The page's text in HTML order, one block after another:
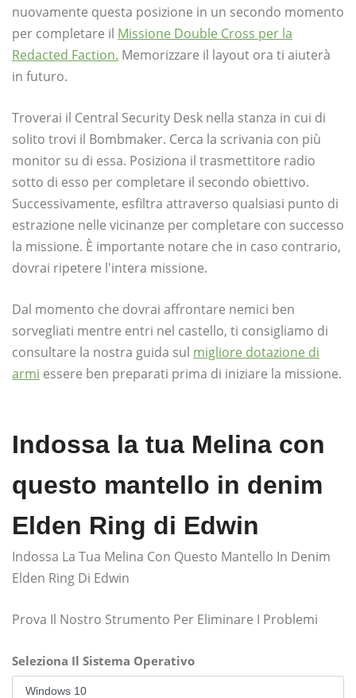
nuovamente questa posizione in un secondo momento
per completare il Missione Double Cross per la
Redacted Faction. Memorizzare il layout ora ti aiuterà
in futuro.
Troverai il Central Security Desk nella stanza in cui di
solito trovi il Bombmaker. Cerca la scrivania con più
monitor su di essa. Posiziona il trasmettitore radio
sotto di esso per completare il secondo obiettivo.
Successivamente, esfiltra attraverso qualsiasi punto di
estrazione nelle vicinanze per completare con successo
la missione. È importante notare che in caso contrario,
dovrai ripetere l'intera missione.
Dal momento che dovrai affrontare nemici ben
sorvegliati mentre entri nel castello, ti consigliamo di
consultare la nostra guida sul migliore dotazione di
armi essere ben preparati prima di iniziare la missione.
Indossa la tua Melina con
questo mantello in denim
Elden Ring di Edwin
Indossa La Tua Melina Con Questo Mantello In Denim
Elden Ring Di Edwin
Prova Il Nostro Strumento Per Eliminare I Problemi
Seleziona Il Sistema Operativo